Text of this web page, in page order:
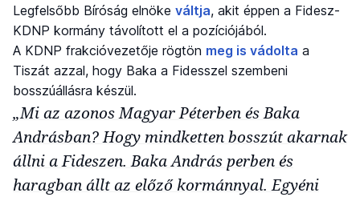
Legfelsőbb Bíróság elnöke váltja, akit éppen a Fidesz-
KDNP kormány távolított el a pozíciójából.
A KDNP frakcióvezetője rögtön meg is vádolta a
Tiszát azzal, hogy Baka a Fidesszel szembeni
bosszúállásra készül.
„Mi az azonos Magyar Péterben és Baka
Andrásban? Hogy mindketten bosszút akarnak
állni a Fideszen. Baka András perben és
haragban állt az előző kormánnyal. Egyéni